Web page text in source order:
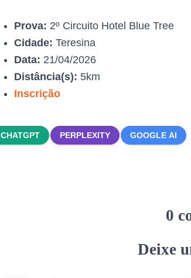
Prova: 2º Circuito Hotel Blue Tree
Cidade: Teresina
Data: 21/04/2026
Distância(s): 5km
Inscrição
CHATGPT PERPLEXITY GOOGLE AI
0
Deixe